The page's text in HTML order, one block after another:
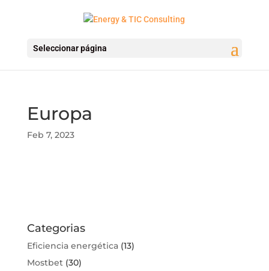
Seleccionar página
Europa
Feb 7, 2023
Categorias
Eficiencia energética(13)
Mostbet(30)